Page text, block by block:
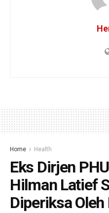
Home Health
Eks Dirjen
Hilman Latief
Diperiksa Oleh